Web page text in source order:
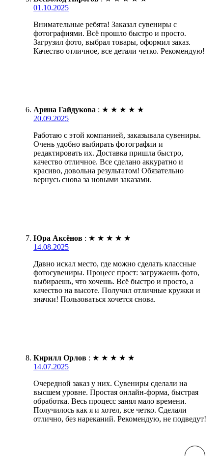
01.10.2025
Внимательные ребята! Заказал сувениры с
фотографиями. Всё прошло быстро и просто.
Загрузил фото, выбрал товары, оформил заказ.
Качество отличное, все детали четко. Рекомендую!
Арина Гайдукова : ★ ★ ★ ★ ★
20.09.2025
Работаю с этой компанией, заказывала сувениры.
Очень удобно выбирать фотографии и
редактировать их. Доставка пришла быстро,
качество отличное. Все сделано аккуратно и
красиво, довольна результатом! Обязательно
вернусь снова за новыми заказами.
Юра Аксёнов : ★ ★ ★ ★ ★
14.08.2025
Давно искал место, где можно сделать классные
фотосувениры. Процесс прост: загружаешь фото,
выбираешь, что хочешь. Всё быстро и просто, а
качество на высоте. Получил отличные кружки и
значки! Пользоваться хочется снова.
Кирилл Орлов : ★ ★ ★ ★ ★
14.07.2025
Очередной заказ у них. Сувениры сделали на
высшем уровне. Простая онлайн-форма, быстрая
обработка. Весь процесс занял мало времени.
Получилось как я и хотел, все четко. Сделали
отлично, без нареканий. Рекомендую, не подведут!